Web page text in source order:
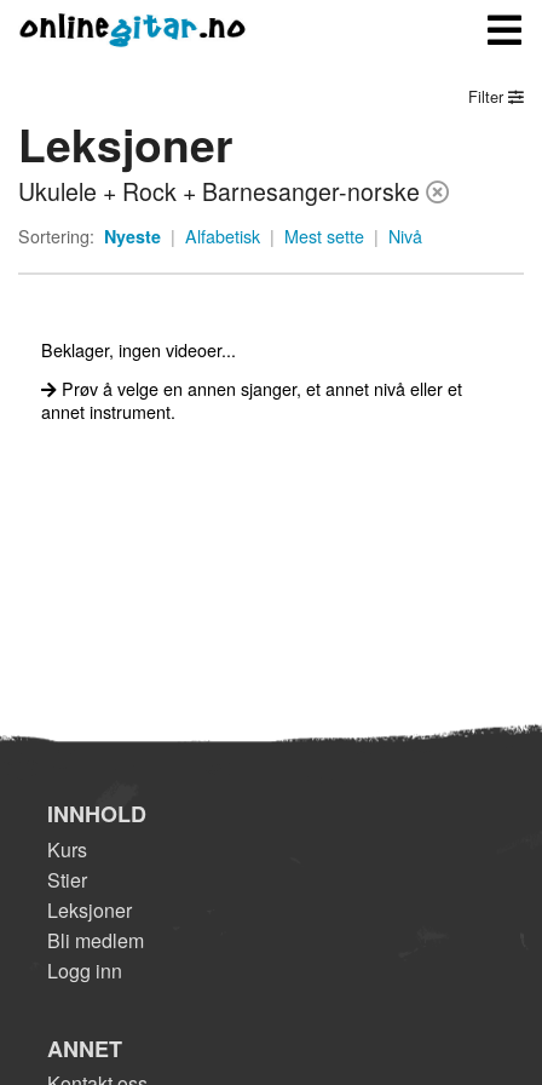
Meny
Logg inn
Filter
Leksjoner
Ukulele + Rock + Barnesanger-norske
Sortering: Nyeste | Alfabetisk | Mest sette | Nivå
Beklager, ingen videoer...
Prøv å velge en annen sjanger, et annet nivå eller et
annet instrument.
INNHOLD
Kurs
Stier
Leksjoner
Bli medlem
Logg inn
ANNET